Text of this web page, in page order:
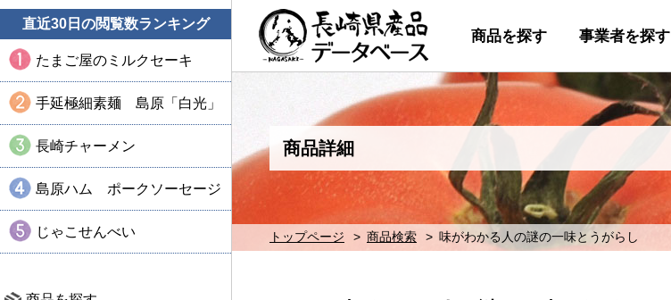
直近30日の閲覧数ランキング
たまご屋のミルクセーキ
手延極細素麺 島原「白光」
長崎チャーメン
島原ハム ポークソーセージ
じゃこせんべい
商品を探す 事業者を探す
商品詳細
トップページ 商品検索 味がわかる人の謎の一味とうがらし